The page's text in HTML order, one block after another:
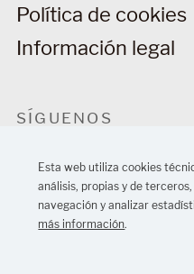
Esta web utiliza cookies
análisis, propias y de
navegación y analizar
más información.
Política de cookies
Información legal
SÍGUENOS